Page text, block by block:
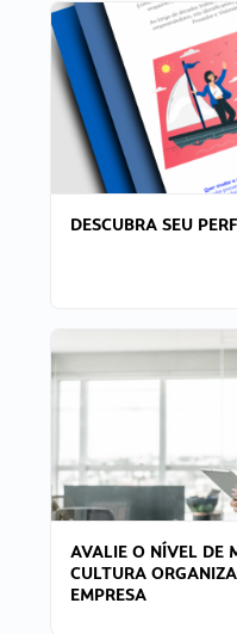
DESCUBRA SEU
AVALIE O NÍVEL DE
CULTURA
EMPRESA